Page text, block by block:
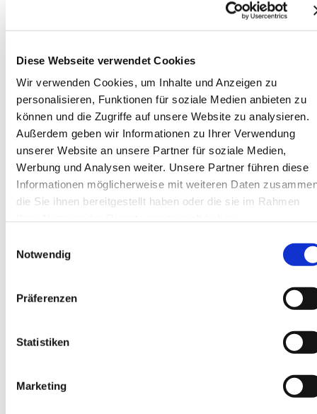
Diese Webseite verwendet Cookies
Wir verwenden Cookies, um Inhalte und Anzeigen zu
personalisieren, Funktionen für soziale Medien anbieten zu
können und die Zugriffe auf unsere Website zu analysieren.
Außerdem geben wir Informationen zu Ihrer Verwendung
unserer Website an unsere Partner für soziale Medien,
Werbung und Analysen weiter. Unsere Partner führen diese
Informationen möglicherweise mit weiteren Daten
die Sie ihnen bereitgestellt haben oder die sie im Rahmen
Notwendig
Präferenzen
Statistiken
Marketing
Team NL Süd
Kontaktformular
Das Unternehmen
Unsere Hersteller
Warum wir?
Jobs
DE